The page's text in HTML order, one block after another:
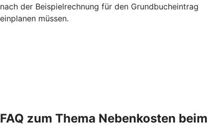
nach der Beispielrechnung für den Grundbucheintrag
einplanen müssen.
FAQ zum Thema Nebenkosten beim